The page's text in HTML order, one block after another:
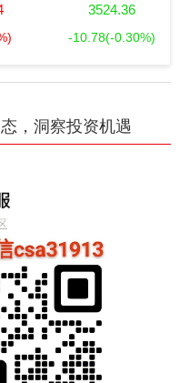
3524.36
-10.78(-0.30%)
，洞察投资机遇